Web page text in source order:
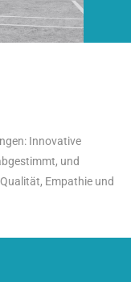
Innovative
und
Empathie und